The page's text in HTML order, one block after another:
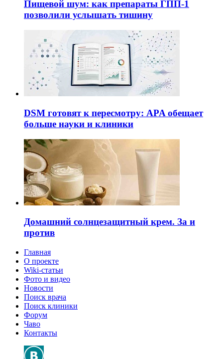
Пищевой шум: как препараты ГПП-1
позволили услышать тишину
DSM готовят к пересмотру: APA обещает
больше науки и клиники
Домашний солнцезащитный крем. За и
против
Главная
О проекте
Wiki-статьи
Фото и видео
Новости
Поиск врача
Поиск клиники
Форум
Чаво
Контакты